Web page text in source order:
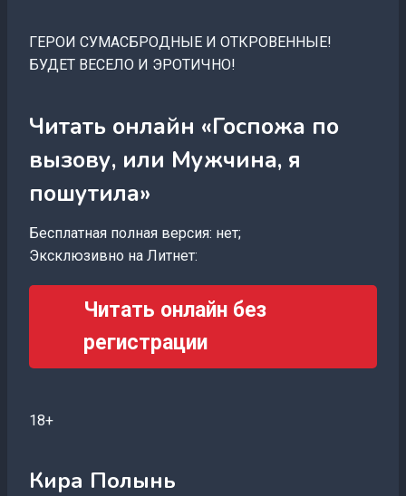
ГЕРОИ СУМАСБРОДНЫЕ И ОТКРОВЕННЫЕ!
БУДЕТ ВЕСЕЛО И ЭРОТИЧНО!
Читать онлайн «Госпожа по
вызову, или Мужчина, я
пошутила»
Бесплатная полная версия: нет;
Эксклюзивно на Литнет:
Читать онлайн без
регистрации
18+
Кира Полынь